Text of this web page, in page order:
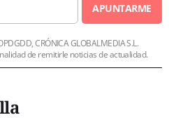
APUNTARME
CRÓNICA GLOBALMEDIA S.L.
de remitirle noticias de actualidad.